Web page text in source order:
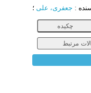
: جعفری، علی ؛
چکیده
مرتبط